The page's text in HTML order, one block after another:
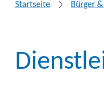
Startseite Bürger